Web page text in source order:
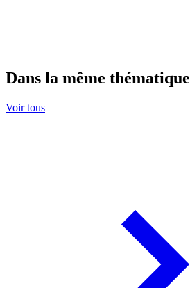
Dans la même thématique
Voir tous